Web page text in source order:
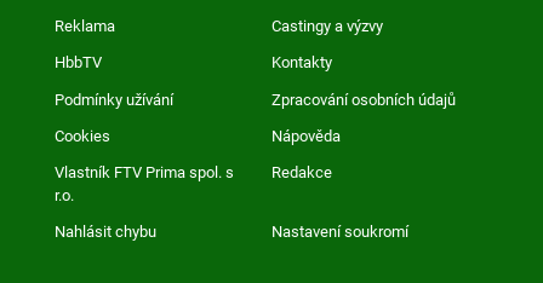
Reklama Castingy a výzvy
HbbTV Kontakty
Podmínky užívání Zpracování osobních údajů
Cookies Nápověda
Vlastník FTV Prima spol. s
r.o.
Redakce
Nahlásit chybu Nastavení soukromí